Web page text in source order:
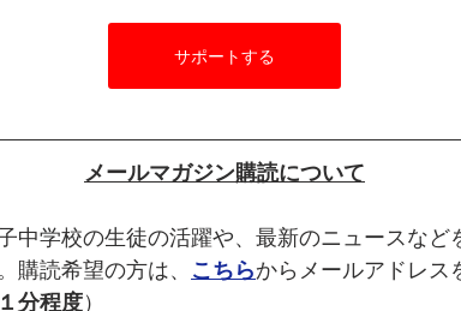
サポートする
メールマガジン購読について
中学校の生徒の活躍や、最新のニュースなど
購読希望の方は、 こちらからメールアドレス
分程度）